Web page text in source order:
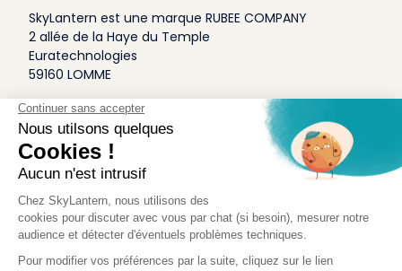
SkyLantern est une marque RUBEE COMPANY
2 allée de la Haye du Temple
Euratechnologies
59160 LOMME
A Propos
Qui sommes-nous
Conditions générales de Vente
Mentions légales
Politique Antispam